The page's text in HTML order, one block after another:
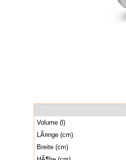
Volume (l)
LÃ¤nge (cm)
Breite (cm)